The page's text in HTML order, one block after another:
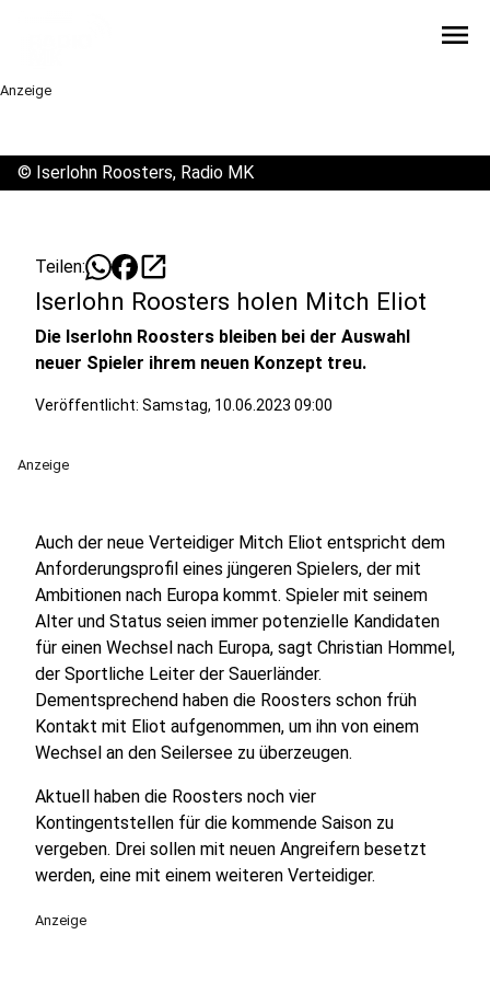
menu
Anzeige
© Iserlohn Roosters, Radio MK
Teilen: open_in_new
Iserlohn Roosters holen Mitch Eliot
Die Iserlohn Roosters bleiben bei der Auswahl
neuer Spieler ihrem neuen Konzept treu.
Veröffentlicht: Samstag, 10.06.2023 09:00
Anzeige
Auch der neue Verteidiger Mitch Eliot entspricht dem
Anforderungsprofil eines jüngeren Spielers, der mit
Ambitionen nach Europa kommt. Spieler mit seinem
Alter und Status seien immer potenzielle Kandidaten
für einen Wechsel nach Europa, sagt Christian Hommel,
der Sportliche Leiter der Sauerländer.
Dementsprechend haben die Roosters schon früh
Kontakt mit Eliot aufgenommen, um ihn von einem
Wechsel an den Seilersee zu überzeugen.
Aktuell haben die Roosters noch vier
Kontingentstellen für die kommende Saison zu
vergeben. Drei sollen mit neuen Angreifern besetzt
werden, eine mit einem weiteren Verteidiger.
Anzeige